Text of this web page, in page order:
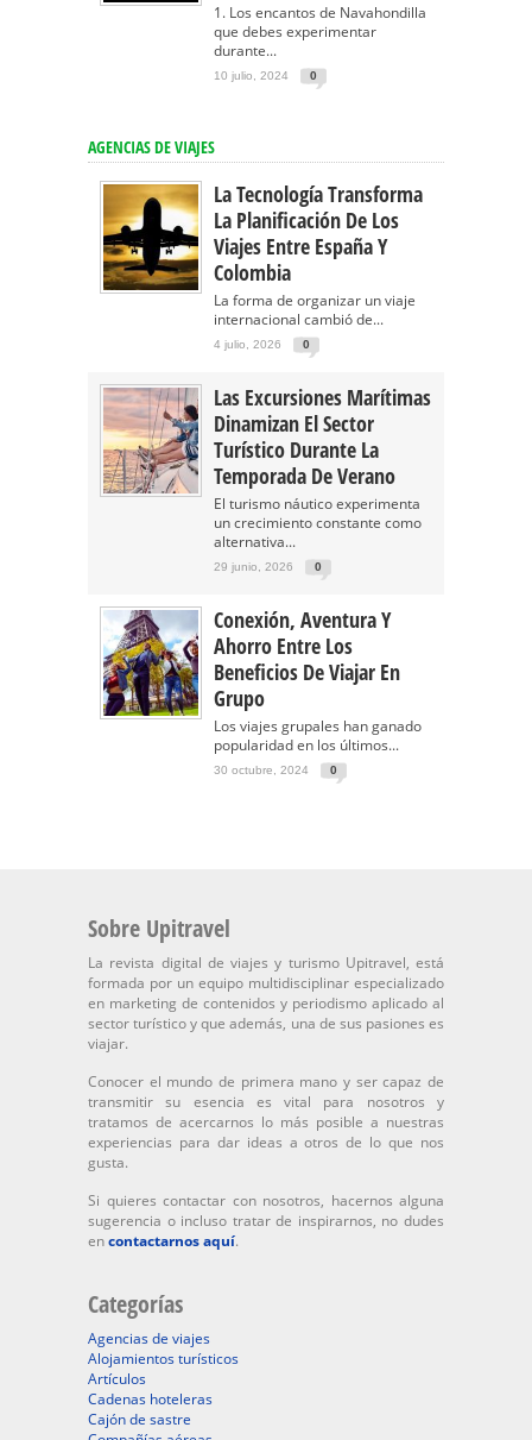
1. Los encantos de Navahondilla
que debes experimentar
durante...
10 julio, 2024 0
AGENCIAS DE VIAJES
La Tecnología Transforma
La Planificación De Los
Viajes Entre España Y
Colombia
La forma de organizar un viaje
internacional cambió de...
4 julio, 2026 0
Las Excursiones Marítimas
Dinamizan El Sector
Turístico Durante La
Temporada De Verano
El turismo náutico experimenta
un crecimiento constante como
alternativa...
29 junio, 2026 0
Conexión, Aventura Y
Ahorro Entre Los
Beneficios De Viajar En
Grupo
Los viajes grupales han ganado
popularidad en los últimos...
30 octubre, 2024 0
Sobre Upitravel
La revista digital de viajes y turismo Upitravel, está
formada por un equipo multidisciplinar especializado
en marketing de contenidos y periodismo aplicado al
sector turístico y que además, una de sus pasiones es
viajar.
Conocer el mundo de primera mano y ser capaz de
transmitir su esencia es vital para nosotros y
tratamos de acercarnos lo más posible a nuestras
experiencias para dar ideas a otros de lo que nos
gusta.
Si quieres contactar con nosotros, hacernos alguna
sugerencia o incluso tratar de inspirarnos, no dudes
encontactarnos aquí.
Categorías
Agencias de viajes
Alojamientos turísticos
Artículos
Cadenas hoteleras
Cajón de sastre